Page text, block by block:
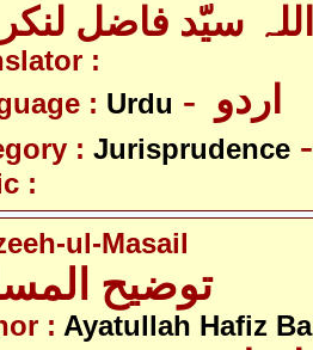
اللہ سیّد فاضل
:
: Urdu
: Jurisprudence
:
ul-Masail
توضیح
: Ayatullah Hafiz